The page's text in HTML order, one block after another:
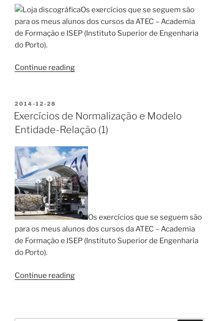
Relação
(Por
ordem
dificuldade)”
Os exercícios que se seguem são
para os meus alunos dos cursos da ATEC – Academia
de Formação e ISEP (Instituto Superior de Engenharia
do Porto).
Continue reading“Exercícios
Modelo
Entidade-
Relação
(2)”
POSTED
ON
2014-12-28
Exercícios de Normalização e Modelo
Entidade-Relação (1)
Os exercícios que se seguem são
para os meus alunos dos cursos da ATEC – Academia
de Formação e ISEP (Instituto Superior de Engenharia
do Porto).
Continue reading“Exercícios